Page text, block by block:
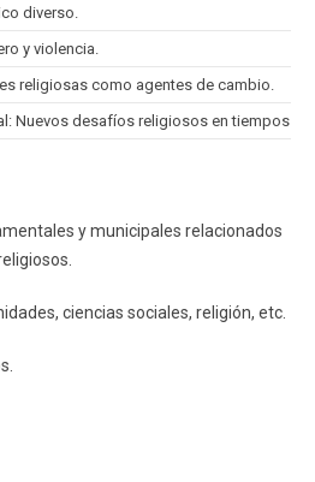
diverso.
y violencia.
religiosas como agentes de cambio.
Nuevos desafíos religiosos en tiempos
y municipales relacionados
ciencias sociales, religión, etc.